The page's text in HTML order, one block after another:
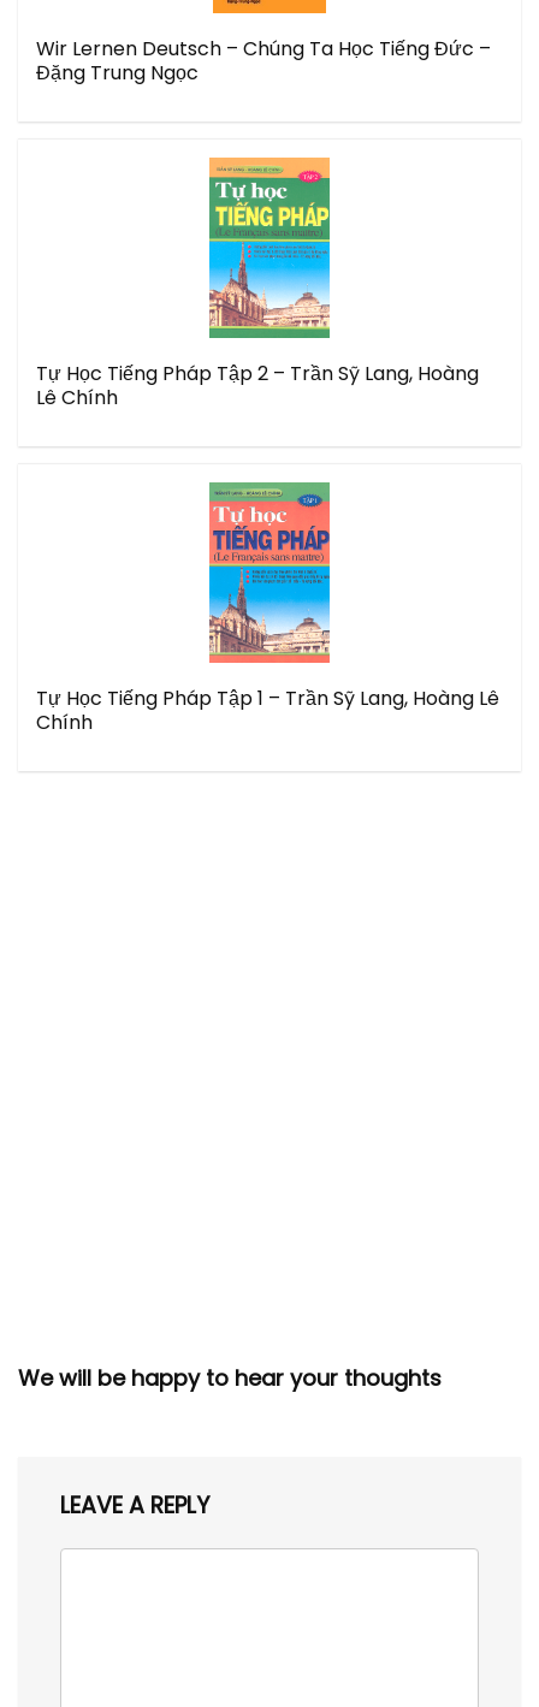
Wir Lernen Deutsch – Chúng Ta Học Tiếng Đức –
Đặng Trung Ngọc
Tự Học Tiếng Pháp Tập 2 – Trần Sỹ Lang, Hoàng
Lê Chính
Tự Học Tiếng Pháp Tập 1 – Trần Sỹ Lang, Hoàng Lê
Chính
We will be happy to hear your thoughts
LEAVE A REPLY